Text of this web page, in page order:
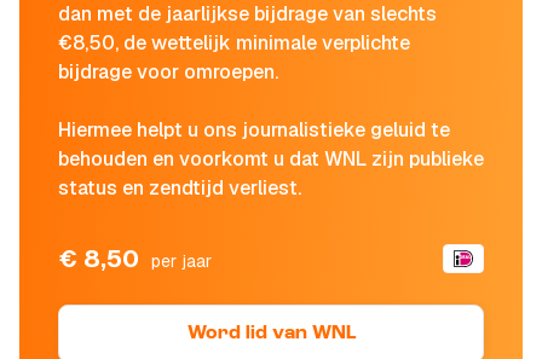
dan met de jaarlijkse bijdrage van slechts
€8,50, de wettelijk minimale verplichte
bijdrage voor omroepen.
Hiermee helpt u ons journalistieke geluid te
behouden en voorkomt u dat WNL zijn publieke
status en zendtijd verliest.
€ 8,50 per jaar
Word lid van WNL